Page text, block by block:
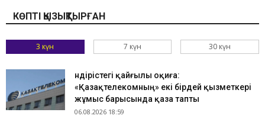
КӨПТІ ҚЫЗЫҚТЫРҒАН
3 күн 7 күн 30 күн
Өндірістегі қайғылы оқиға:
«Қазақтелекомның» екі бірдей қызметкері
жұмыс барысында қаза тапты
06.08.2026 18:59